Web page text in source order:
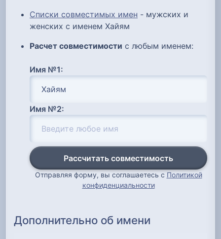
Списки совместимых имен - мужских и
женских с именем Хайям
Расчет совместимости с любым именем:
Имя №1:
Имя №2:
Рассчитать совместимость
Отправляя форму, вы соглашаетесь с Политикой
конфиденциальности
Дополнительно об имени